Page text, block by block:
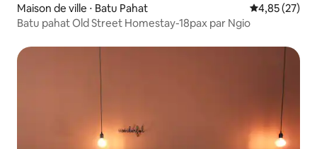
Maison de ville ⋅ Batu Pahat Évaluation
4,85 (27)
Batu pahat Old Street Homestay-18pax par Ngio